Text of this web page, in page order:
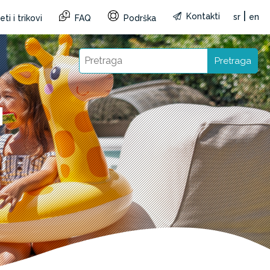
i trikovi FAQ Podrška Kontakti sr en
Pretraga